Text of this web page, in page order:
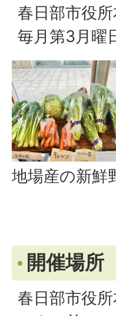
春日部市役
毎月第3月曜
地場産の新鮮
開催場所
春日部市役